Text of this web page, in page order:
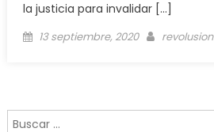
la justicia para invalidar […]
13 septiembre, 2020 revolusion